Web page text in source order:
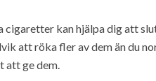
cigaretter kan hjälpa dig att
att röka fler av dem än du
att ge dem.